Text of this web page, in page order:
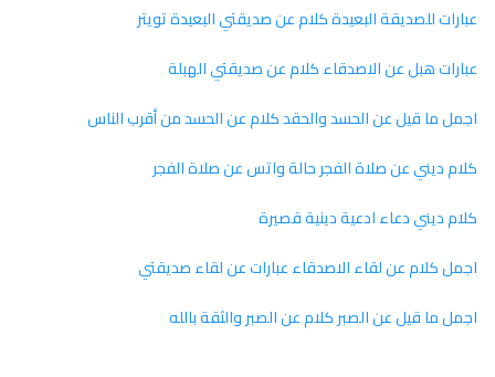
عبارات للصديقة البعيدة كلام عن صديقتي البعيدة تويتر
عبارات هبل عن الاصدقاء كلام عن صديقتي الهبلة
اجمل ما قيل عن الحسد والحقد كلام عن الحسد من أقرب الناس
كلام ديني عن صلاة الفجر حالة واتس عن صلاة الفجر
كلام ديني دعاء ادعية دينية قصيرة
اجمل كلام عن لقاء الاصدقاء عبارات عن لقاء صديقتي
اجمل ما قيل عن الصبر كلام عن الصبر والثقة بالله